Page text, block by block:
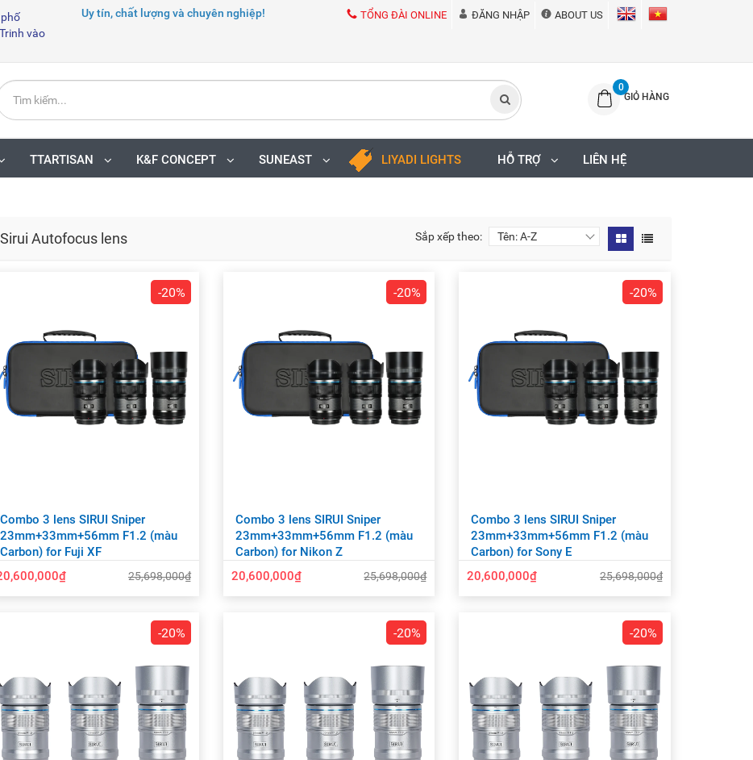
vào
Uy tín, chất lượng và chuyên nghiệp! TỔNG ĐÀI ONLINE ĐĂNG NHẬP ABOUT US
0
GIỎ HÀNG
TTARTISAN K&F CONCEPT SUNEAST LIYADI LIGHTS HỖ TRỢ LIÊN HỆ
Sirui Autofocus lens Sắp xếp theo:
-20%
Combo 3 lens SIRUI Sniper
23mm+33mm+56mm F1.2 (màu
Carbon) for Fuji XF
25,698,000₫
-20%
Combo 3 lens SIRUI Sniper
23mm+33mm+56mm F1.2 (màu
Carbon) for Nikon Z
20,600,000₫
25,698,000₫
-20%
Combo 3 lens SIRUI Sniper
23mm+33mm+56mm F1.2 (màu
Carbon) for Sony E
20,600,000₫
25,698,000₫
-20% -20% -20%